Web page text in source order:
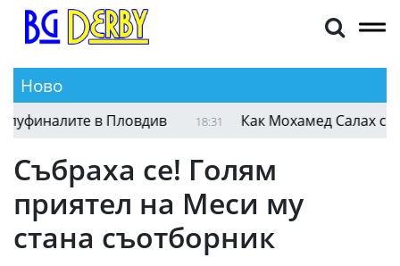
Ново
в Пловдив 18:31 Как Мохамед Салах се
Събраха се! Голям
приятел на Меси му
стана съотборник